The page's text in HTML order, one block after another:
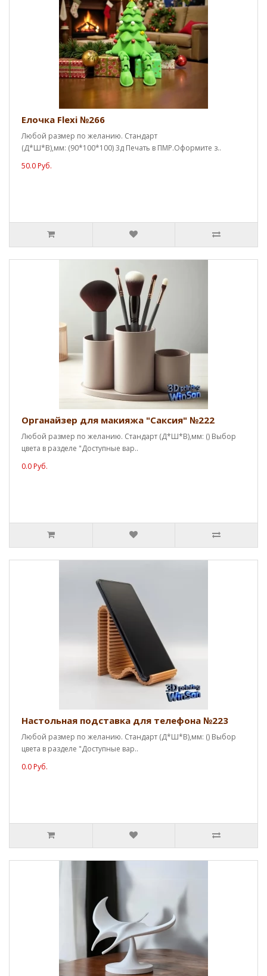
Елочка Flexi №266
Любой размер по желанию. Стандарт
(Д*Ш*В),мм: (90*100*100) 3д Печать в ПМР.Оформите з..
50.0 Руб.
Органайзер для макияжа "Саксия" №222
Любой размер по желанию. Стандарт (Д*Ш*В),мм: () Выбор
цвета в разделе "Доступные вар..
0.0 Руб.
Настольная подставка для телефона №223
Любой размер по желанию. Стандарт (Д*Ш*В),мм: () Выбор
цвета в разделе "Доступные вар..
0.0 Руб.